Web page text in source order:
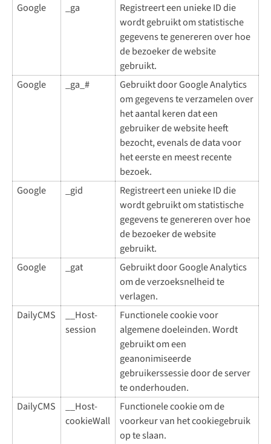
Google
_ga
Registreert een unieke ID die
wordt gebruikt om statistische
gegevens te genereren over hoe
de bezoeker de website
gebruikt.
Google
_ga_#
Gebruikt door Google Analytics
om gegevens te verzamelen over
het aantal keren dat een
gebruiker de website heeft
bezocht, evenals de data voor
het eerste en meest recente
bezoek.
Google
_gid
Registreert een unieke ID die
wordt gebruikt om statistische
gegevens te genereren over hoe
de bezoeker de website
gebruikt.
Google
_gat
Gebruikt door Google Analytics
om de verzoeksnelheid te
verlagen.
DailyCMS
__Host-
session
Functionele cookie voor
algemene doeleinden. Wordt
gebruikt om een
geanonimiseerde
gebruikerssessie door de server
te onderhouden.
DailyCMS
__Host-
cookieWall
Functionele cookie om de
voorkeur van het cookiegebruik
op te slaan.